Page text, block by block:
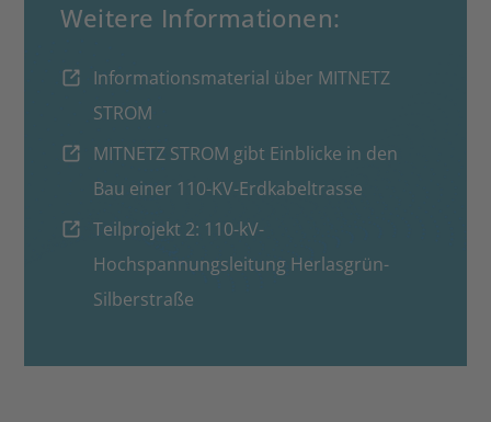
Weitere Informationen:
Informationsmaterial über MITNETZ
STROM
MITNETZ STROM gibt Einblicke in den
Bau einer 110-KV-Erdkabeltrasse
Teilprojekt 2: 110-kV-
Hochspannungsleitung Herlasgrün-
Silberstraße